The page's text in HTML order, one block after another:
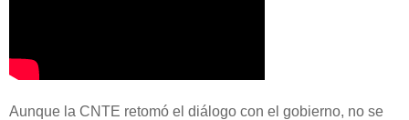
Aunque la CNTE retomó el diálogo con el gobierno, no se